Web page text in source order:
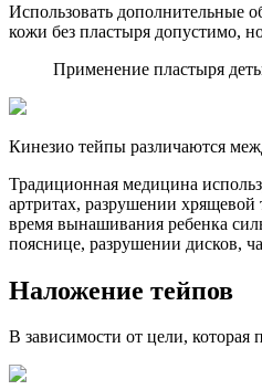
Использовать дополнительные
кожи без пластыря допустимо,
Применение пластыря
Кинезио тейпы различаются
Традиционная медицина
артритах, разрушении
время вынашивания ребенка
пояснице, разрушении дисков,
Наложение тейпов
В зависимости от цели, которая